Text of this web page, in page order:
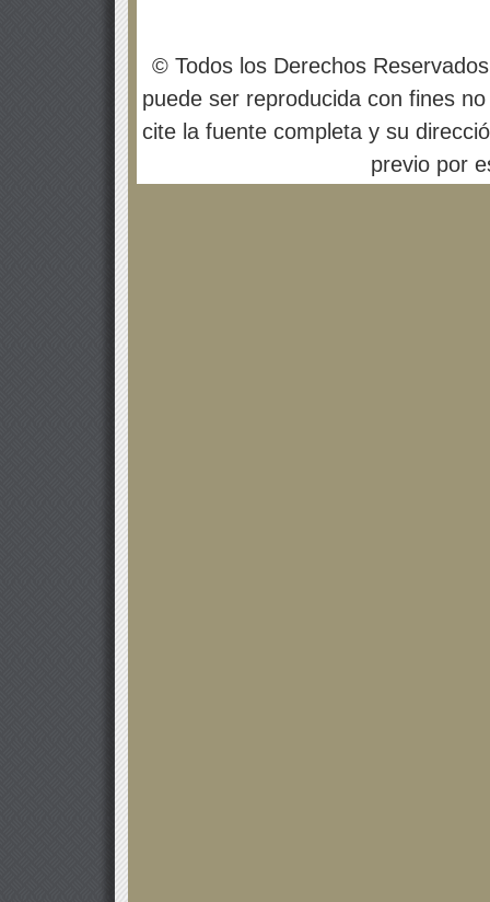
© Todos los Derechos
puede ser reproducida con fines
cite la fuente completa y su
previo por